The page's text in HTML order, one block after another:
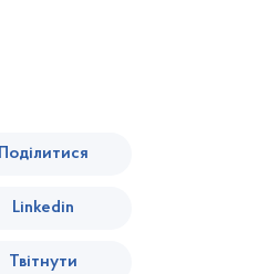
Поділитися
Linkedin
Твітнути